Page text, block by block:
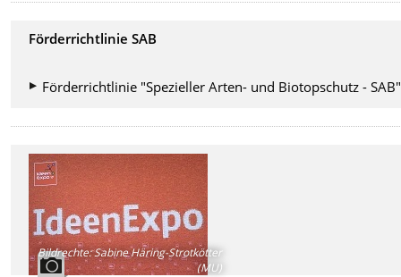
Förderrichtlinie SAB
Förderrichtlinie "Spezieller Arten- und Biotopschutz - SAB"
Bildrechte:Sabine Häring-Strotkötter
(MU)